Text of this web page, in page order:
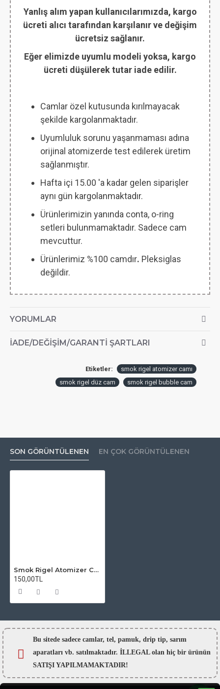
Yanlış alım yapan kullanıcılarımızda, kargo
ücreti alıcı tarafından karşılanır ve değişim
ücretsiz sağlanır.
Eğer elimizde uyumlu modeli yoksa, kargo
ücreti düşülerek tutar iade edilir.
Camlar özel kutusunda kırılmayacak
şekilde kargolanmaktadır.
Uyumluluk sorunu yaşanmaması adına
orijinal atomizerde test edilerek üretim
sağlanmıştır.
Hafta içi 15.00 'a kadar gelen siparişler
aynı gün kargolanmaktadır.
Ürünlerimizin yanında conta, o-ring
setleri bulunmamaktadır. Sadece cam
mevcuttur.
Ürünlerimiz %100 camdır. Pleksiglas
değildir.
YORUMLAR
İADE/DEĞIŞIM/GARANTI ŞARTLARI
Etiketler:
smok rigel atomizer camı
smok rigel düz cam
smok rigel bubble cam
SON GÖRÜNTÜLENEN EN ÇOK GÖRÜNTÜLENEN
Smok Rigel Atomizer Camı
150,00TL
Bu sitede sadece camlar, tel, pamuk, drip tip, sarım
aparatları vb. satılmaktadır. İLLEGAL olan hiç bir ürünün
SATIŞI YAPILMAMAKTADIR!